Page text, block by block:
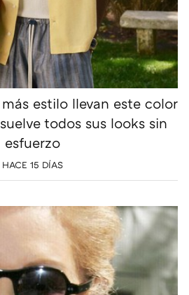
estilo llevan este color
todos sus looks sin
esfuerzo
HACE 15 DÍAS